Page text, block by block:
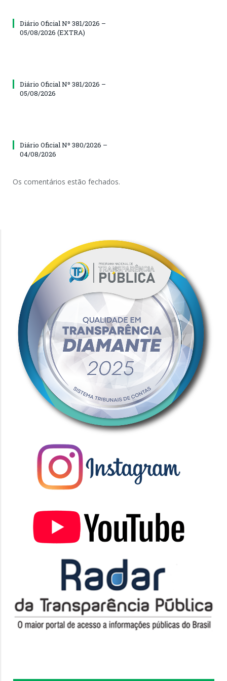
Diário Oficial Nº 381/2026 –
05/08/2026 (EXTRA)
Diário Oficial Nº 381/2026 –
05/08/2026
Diário Oficial Nº 380/2026 –
04/08/2026
Os comentários estão fechados.